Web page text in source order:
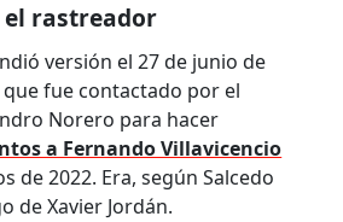
el rastreador
versión el 27 de junio de
que fue contactado por el
Norero para hacer
a Fernando Villavicencio
de 2022. Era, según Salcedo
de Xavier Jordán.